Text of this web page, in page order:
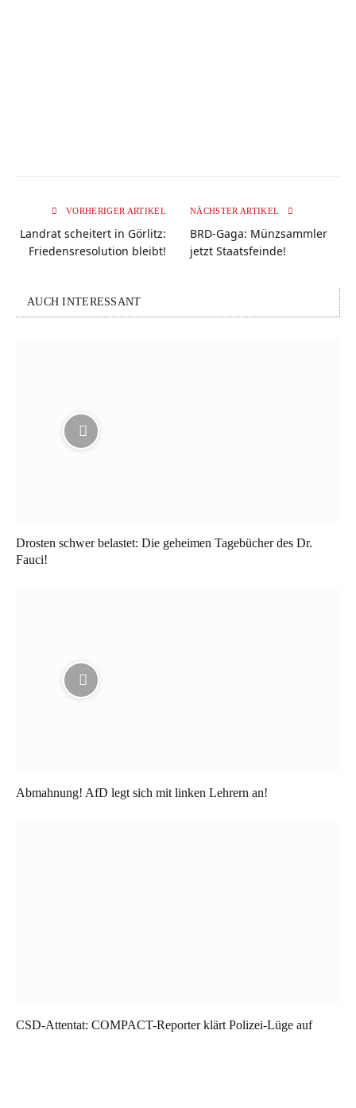
VORHERIGER ARTIKEL
Landrat scheitert in Görlitz:
Friedensresolution bleibt!
NÄCHSTER ARTIKEL
BRD-Gaga: Münzsammler
jetzt Staatsfeinde!
AUCH INTERESSANT
Drosten schwer belastet: Die geheimen Tagebücher des Dr.
Fauci!
Abmahnung! AfD legt sich mit linken Lehrern an!
CSD-Attentat: COMPACT-Reporter klärt Polizei-Lüge auf